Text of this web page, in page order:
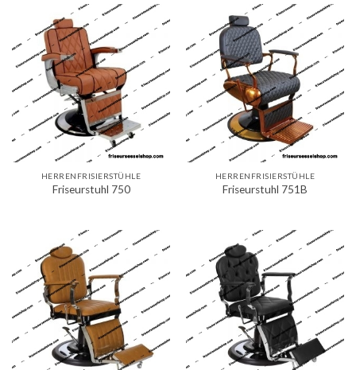
HERRENFRISIERSTÜHLE
Friseurstuhl 750
HERRENFRISIERSTÜHLE
Friseurstuhl 751B